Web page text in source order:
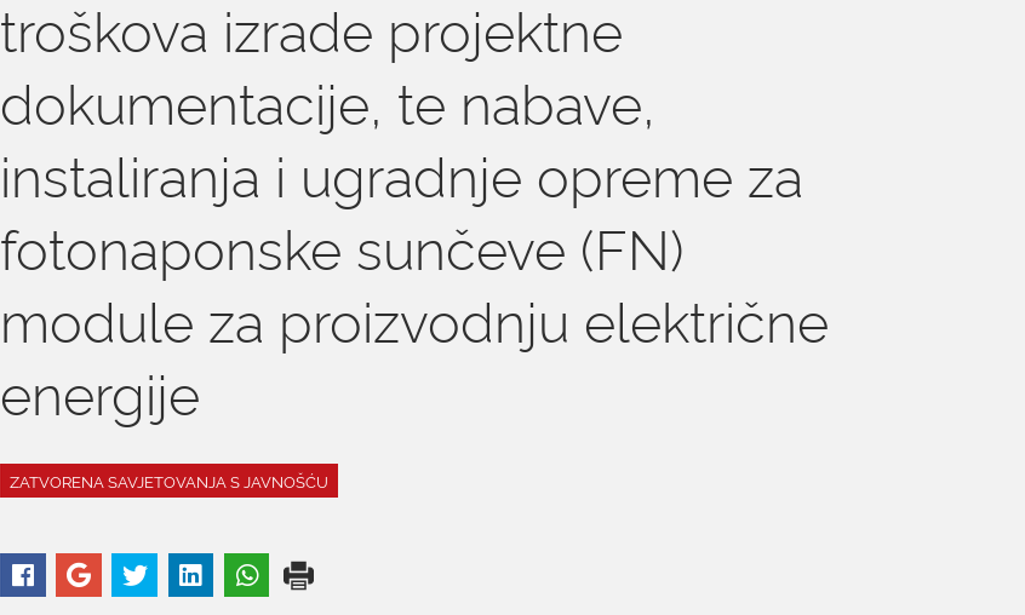
troškova izrade projektne
dokumentacije, te nabave,
instaliranja i ugradnje opreme za
fotonaponske sunčeve (FN)
module za proizvodnju električne
energije
ZATVORENA SAVJETOVANJA S JAVNOŠĆU